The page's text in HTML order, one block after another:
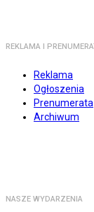
REKLAMA I
Reklama
Ogłoszenia
Prenumerata
Archiwum
NASZE WYDARZENIA